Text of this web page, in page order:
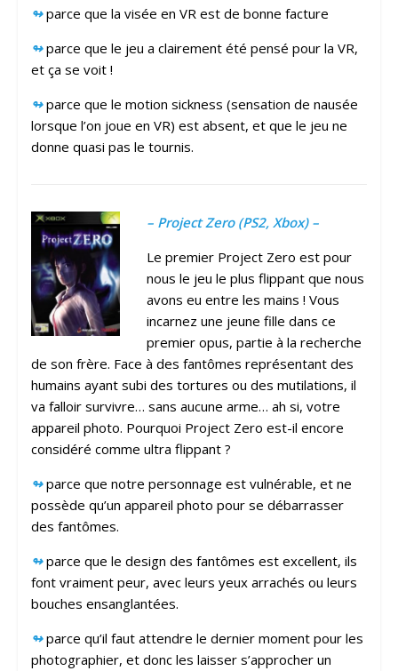
↬ parce que la visée en VR est de bonne facture
↬ parce que le jeu a clairement été pensé pour la VR,
et ça se voit !
↬ parce que le motion sickness (sensation de nausée
lorsque l’on joue en VR) est absent, et que le jeu ne
donne quasi pas le tournis.
– Project Zero (PS2, Xbox) –
Le premier Project Zero est pour
nous le jeu le plus flippant que nous
avons eu entre les mains ! Vous
incarnez une jeune fille dans ce
premier opus, partie à la recherche
de son frère. Face à des fantômes représentant des
humains ayant subi des tortures ou des mutilations, il
va falloir survivre… sans aucune arme… ah si, votre
appareil photo. Pourquoi Project Zero est-il encore
considéré comme ultra flippant ?
↬ parce que notre personnage est vulnérable, et ne
possède qu’un appareil photo pour se débarrasser
des fantômes.
↬parce que le design des fantômes est excellent, ils
font vraiment peur, avec leurs yeux arrachés ou leurs
bouches ensanglantées.
↬parce qu’il faut attendre le dernier moment pour les
photographier, et donc les laisser s’approcher un